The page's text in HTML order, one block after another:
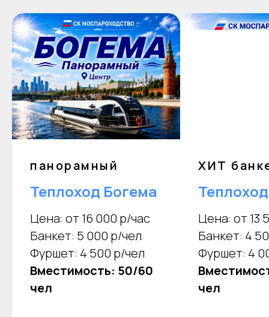
панорамный
Теплоход Богема
Цена: от 16 000 р/час
Банкет: 5 000 р/чел
Фуршет: 4 500 р/чел
Вместимость: 50/60
чел
ХИТ
Цена: от 13
Банкет: 4
Фуршет: 4
чел